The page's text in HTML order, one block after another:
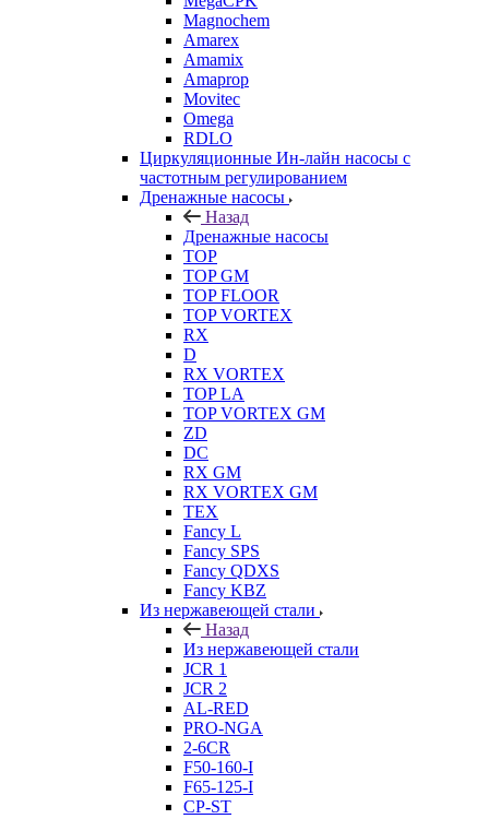
Magnochem
Amarex
Amamix
Amaprop
Movitec
Omega
RDLO
Циркуляционные Ин-лайн насосы с
частотным регулированием
Дренажные насосы
Назад
Дренажные насосы
TOP
TOP GM
TOP FLOOR
TOP VORTEX
RX
D
RX VORTEX
TOP LA
TOP VORTEX GM
ZD
DC
RX GM
RX VORTEX GM
TEX
Fancy L
Fancy SPS
Fancy QDXS
Fancy KBZ
Из нержавеющей стали
Назад
Из нержавеющей стали
JCR 1
JCR 2
AL-RED
PRO-NGA
2-6CR
F50-160-I
F65-125-I
CP-ST